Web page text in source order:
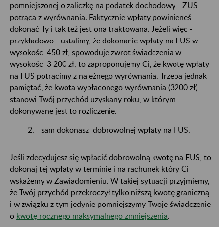
pomniejszonej o zaliczkę na podatek dochodowy - ZUS
potrąca z wyrównania. Faktycznie wpłaty powinieneś
dokonać Ty i tak też jest ona traktowana. Jeżeli więc -
przykładowo - ustalimy, że dokonanie wpłaty na FUS w
wysokości 450 zł, spowoduje zwrot świadczenia w
wysokości 3 200 zł, to zaproponujemy Ci, że kwotę wpłaty
na FUS potrącimy z należnego wyrównania. Trzeba jednak
pamiętać, że kwota wypłaconego wyrównania (3200 zł)
stanowi Twój przychód uzyskany roku, w którym
dokonywane jest to rozliczenie.
sam dokonasz dobrowolnej wpłaty na FUS.
Jeśli zdecydujesz się wpłacić dobrowolną kwotę na FUS, to
dokonaj tej wpłaty w terminie i na rachunek który Ci
wskażemy w Zawiadomieniu. W takiej sytuacji przyjmiemy,
że Twój przychód przekroczył tylko niższą kwotę graniczną
i w związku z tym jedynie pomniejszymy Twoje świadczenie
o kwotę rocznego maksymalnego zmniejszenia.